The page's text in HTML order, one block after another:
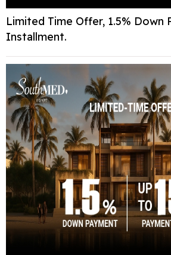
Limited Time Offer, 1.5% Down
Installment.